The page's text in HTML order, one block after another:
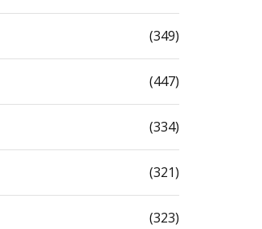
(349)
(447)
(334)
(321)
(323)